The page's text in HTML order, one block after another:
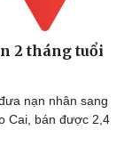
2 tháng tuổi
nạn nhân sang
Cai, bán được 2,4